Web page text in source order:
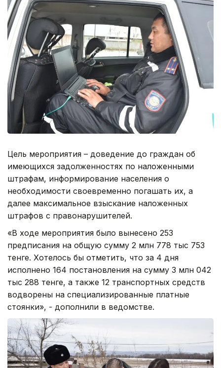
Цель мероприятия – доведение до граждан об
имеющихся задолженностях по наложенными
штрафам, информирование населения о
необходимости своевременно погашать их, а
далее максимальное взыскание наложенных
штрафов с правонарушителей.
«В ходе мероприятия было вынесено 253
предписания на общую сумму 2 млн 778 тыс 753
тенге. Хотелось бы отметить, что за 4 дня
исполнено 164 постановления на сумму 3 млн 042
тыс 288 тенге, а также 12 транспортных средств
водворены на специализированные платные
стоянки», - дополнили в ведомстве.